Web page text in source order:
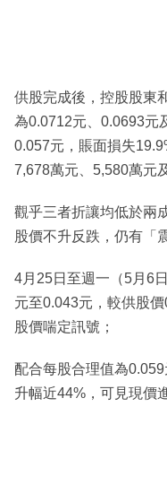
供股完成後，控股股東
為0.0712元、0.0693元
0.057元，賬面損失
7,678萬元、5,580萬元
觀乎三者折讓均低於兩
股價不升反跌，仍有「
4月25日至週一（5月6
元至0.043元，較供股
股價喘定訊號；
配合每股合理值為
升幅近44%，可見現價